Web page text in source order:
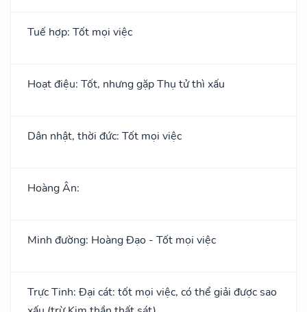
Tuế hợp: Tốt mọi việc
Hoạt điệu: Tốt, nhưng gặp Thụ tử thì xấu
Dân nhật, thời đức: Tốt mọi việc
Hoàng Ân:
Minh đường: Hoàng Đạo - Tốt mọi việc
Trực Tinh: Đại cát: tốt mọi việc, có thể giải được sao